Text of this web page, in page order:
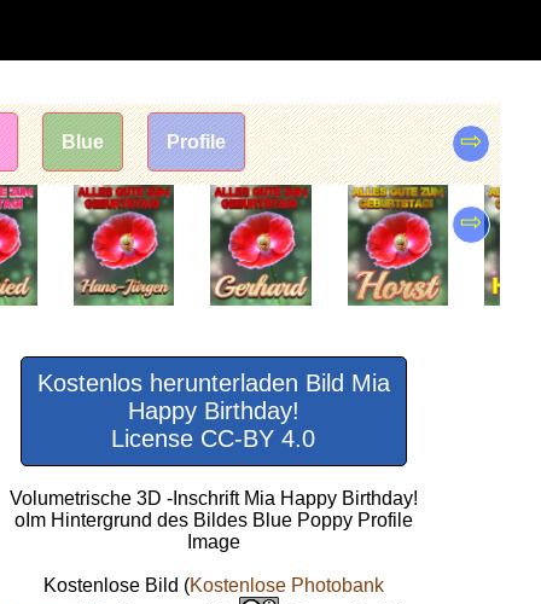
Blue Profile ⇨
⇨
Kostenlos herunterladen Bild Mia
Happy Birthday!
License CC-BY 4.0
Volumetrische 3D -Inschrift Mia Happy Birthday!
oIm Hintergrund des Bildes Blue Poppy Profile
Image
Kostenlose Bild (Kostenlose Photobank